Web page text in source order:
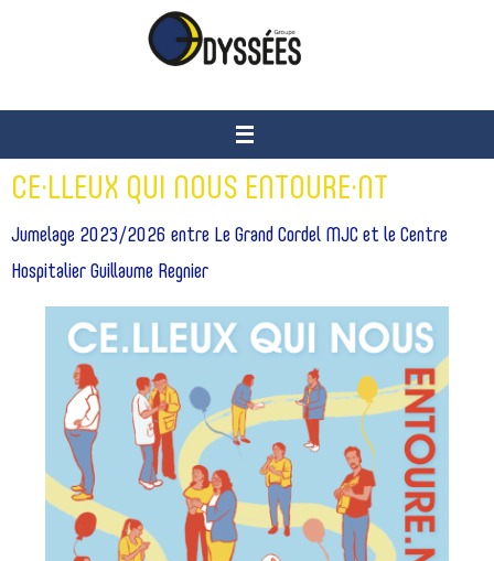
CE·LLEUX QUI NOUS ENTOURE·NT
Jumelage 2023/2026 entre Le Grand Cordel MJC et le Centre
Hospitalier Guillaume Regnier